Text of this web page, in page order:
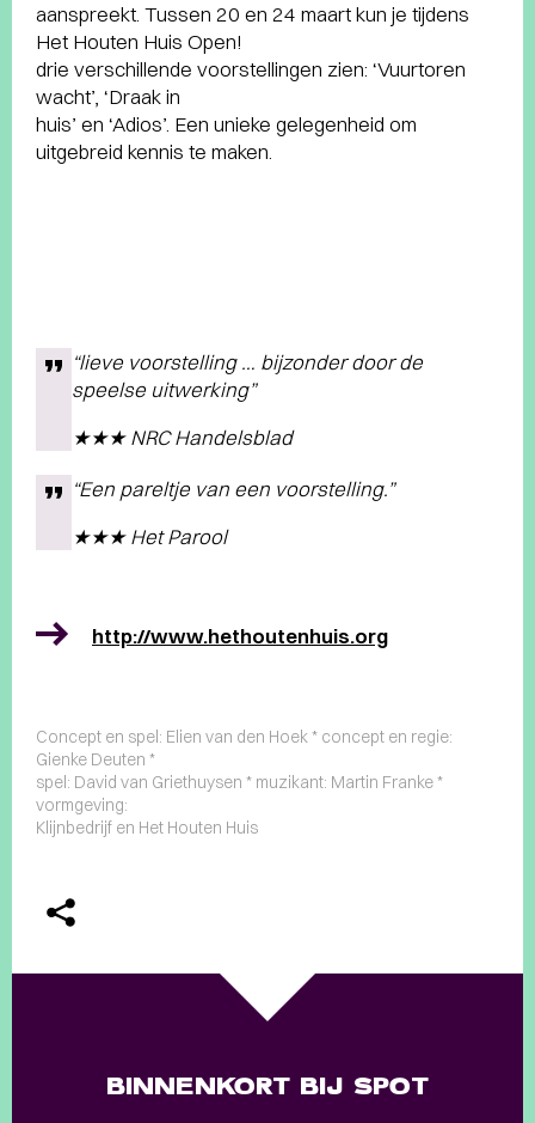
aanspreekt. Tussen 20 en 24 maart kun je tijdens
Het Houten Huis Open!
drie verschillende voorstellingen zien: ‘Vuurtoren
wacht’, ‘Draak in
huis’ en ‘Adios’. Een unieke gelegenheid om
uitgebreid kennis te maken.
“lieve voorstelling … bijzonder door de
speelse uitwerking”
★★★ NRC Handelsblad
“Een pareltje van een voorstelling.”
★★★ Het Parool
http://www.hethoutenhuis.org
Concept en spel: Elien van den Hoek * concept en regie:
Gienke Deuten *
spel: David van Griethuysen * muzikant: Martin Franke *
vormgeving:
Klijnbedrijf en Het Houten Huis
BINNENKORT BIJ SPOT